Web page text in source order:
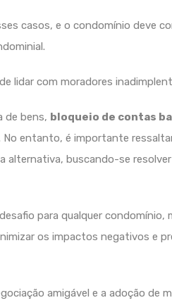
casos, e o condomínio deve
de bens, bloqueio de contas
entanto, é importante
alternativa, buscando-se
para qualquer condomínio,
os impactos negativos e
amigável e a adoção de